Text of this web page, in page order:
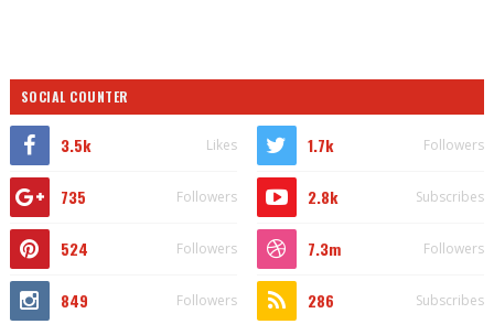
SOCIAL COUNTER
3.5k Likes 1.7k Followers
735 Followers 2.8k Subscribes
524 Followers 7.3m Followers
849 Followers 286 Subscribes